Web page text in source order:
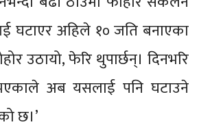
घटाएर अहिले १० जति बनाएका
उठायो, फेरि थुपार्छन्। दिनभरि
अब यसलाई पनि घटाउने
छ।’